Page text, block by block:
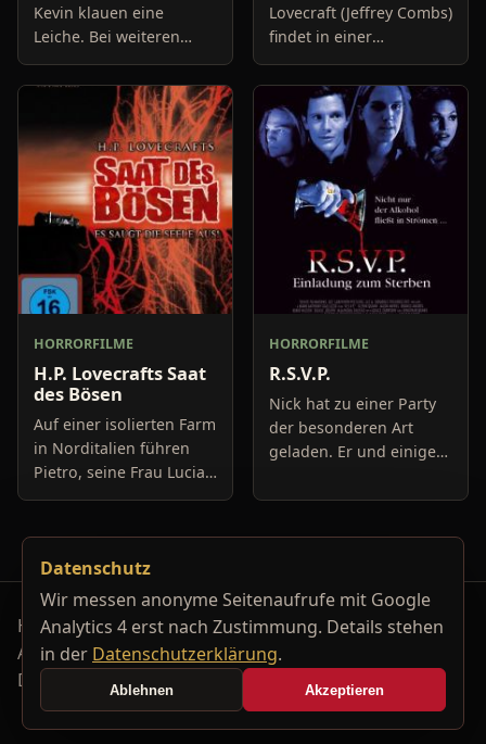
Kevin klauen eine
Leiche. Bei weiteren
Überlegungen erwecken
sie selbige jedoch aus
Versehen zum Leben.
Was sie nicht wissen: die
Leiche
Lovecraft (Jeffrey Combs)
findet in einer
unheimlich anmutenden
und von seltsamen
Gestalten bewachten
Bibliothek das
sagenumwobene Necro
HORRORFILME
H.P. Lovecrafts Saat
des Bösen
Auf einer isolierten Farm
in Norditalien führen
Pietro, seine Frau Lucia
und Alice ein relativ
herum herrscht der
Zweite Weltkrieg, doc
HORRORFILME
R.S.V.P.
Nick hat zu einer Party
der besonderen Art
geladen. Er und einige
Highschool haben den
Horrorfilm-Reviews, Serienkiller-Profile und Genre-
Archiv.
Datenschutzerklärung
Kontakt
Cookie-Einstellungen
Datenschutz
Wir messen anonyme Seitenaufrufe mit Google
Analytics 4 erst nach Zustimmung. Details stehen
in der Datenschutzerklärung.
Ablehnen Akzeptieren